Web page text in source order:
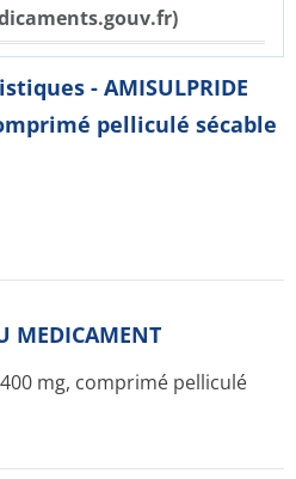
- AMISULPRIDE
pelliculé sécable
MEDICAMENT
400 mg, comprimé pelliculé